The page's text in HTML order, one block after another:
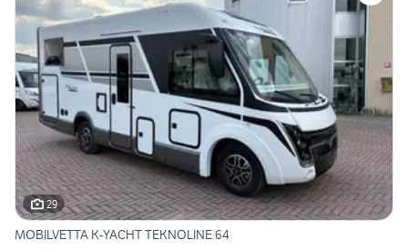
29
MOBILVETTA K-YACHT TEKNOLINE 64